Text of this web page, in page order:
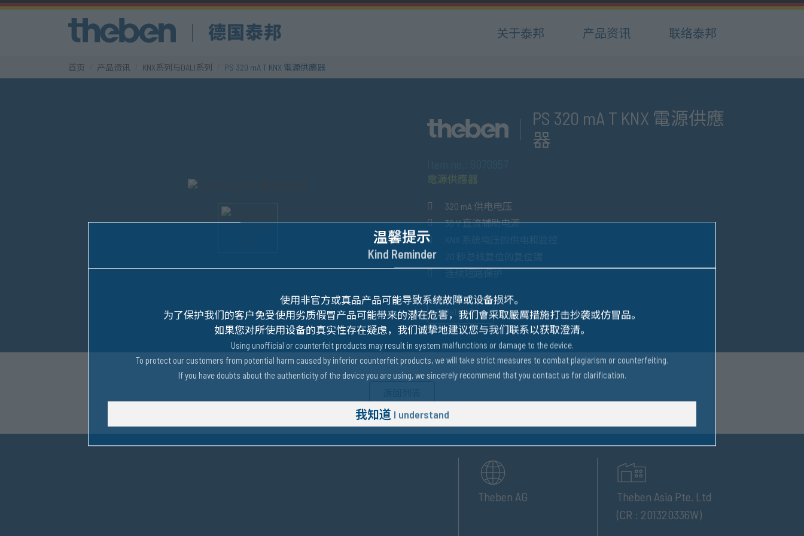
关于泰邦 产品资讯 联络泰邦
首页 产品资讯 KNX系列与DALI系列 PS 320 mA T KNX 電源供應器
PS 320 mA T KNX 電源供應
器
電源供應器
320 mA 供电电压
30 V 直流辅助电源
Data sheet
Theben AG
Theben Asia Pte. Ltd
(CR : 201320336W)
温馨提示
Kind Reminder
使用非官方或真品产品可能导致系统故障或设备损坏。
为了保护我们的客户免受使用劣质假冒产品可能带来的潜在危害，我们會采取嚴厲措施打击抄袭或仿冒品。
如果您对所使用设备的真实性存在疑虑，我们诚挚地建议您与我们联系以获取澄清。
Using unofficial or counterfeit products may result in system malfunctions or damage to the device.
To protect our customers from potential harm caused by inferior counterfeit products, we will take strict measures to combat plagiarism or counterfeiting.
If you have doubts about the authenticity of the device you are using, we sincerely recommend that you contact us for clarification.
我知道 I understand